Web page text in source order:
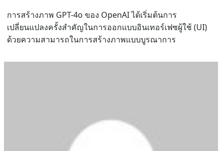
การสร้างภาพ GPT-4o ของ OpenAI ได้เริ่มต้นการ
เปลี่ยนแปลงครั้งสำคัญในการออกแบบอินเทอร์เฟซผู้ใช้ (UI)
ด้วยความสามารถในการสร้างภาพแบบบูรณาการ